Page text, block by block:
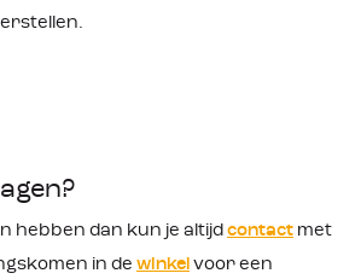
hebben dan kun je altijd contact met
in de winkel voor een